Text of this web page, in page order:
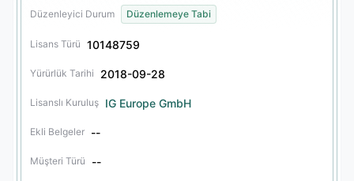
Düzenleyici Durum Düzenlemeye Tabi
Lisans Türü 10148759
Yürürlük Tarihi 2018-09-28
Lisanslı Kuruluş IG Europe GmbH
Ekli Belgeler --
Müşteri Türü --